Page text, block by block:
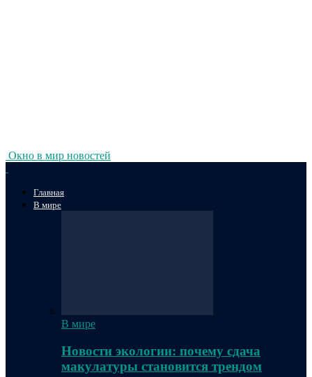
Окно в мир новостей
Главная
В мире
В мире
Новости экологии: почему сдача
макулатуры становится трендом